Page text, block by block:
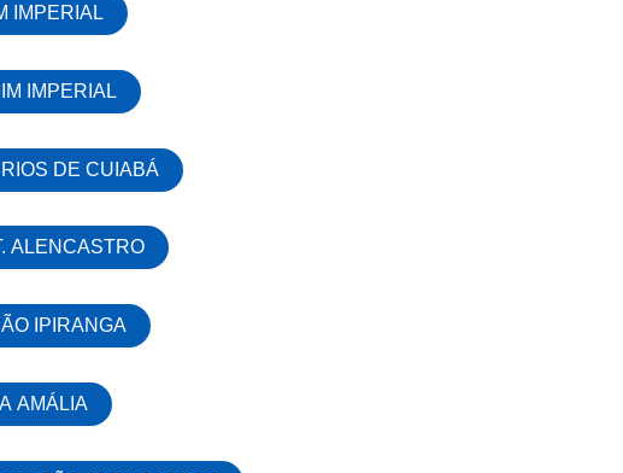
IMPERIAL
IMPERIAL
DE CUIABÁ
ALENCASTRO
IPIRANGA
AMÁLIA